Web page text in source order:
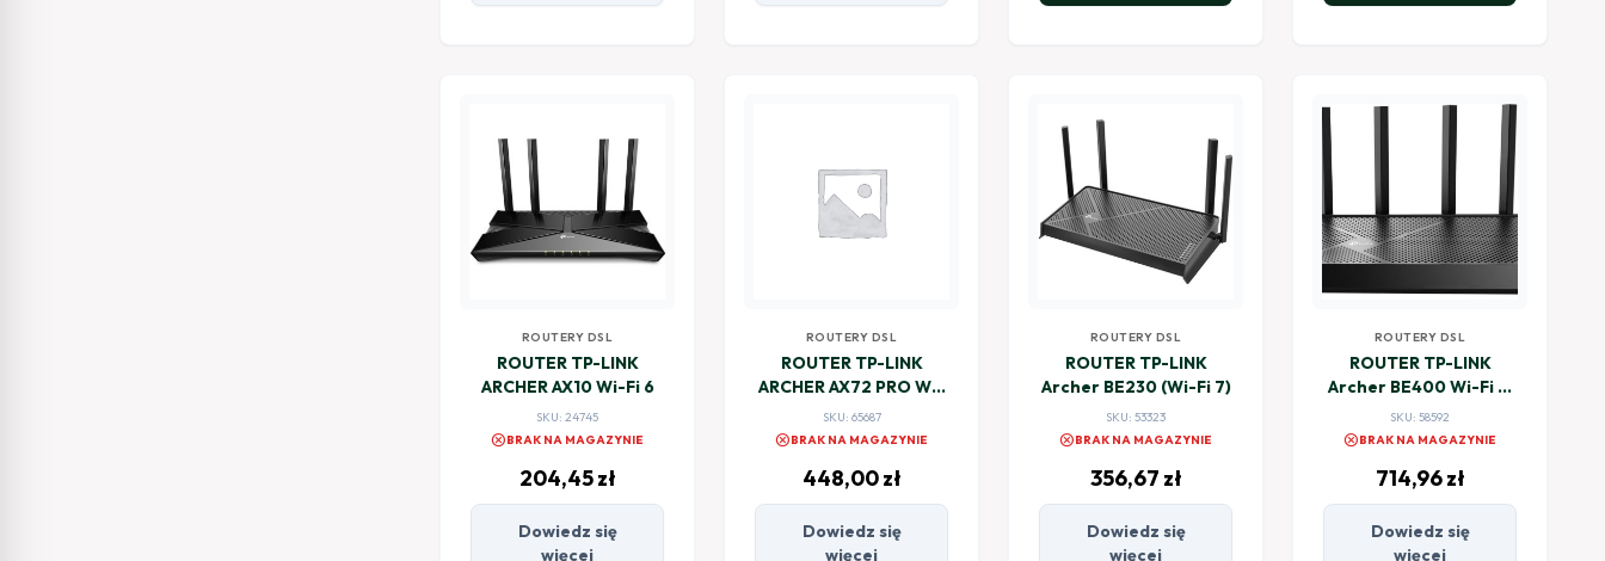
ROUTERY DSL
ROUTER TP-LINK
ARCHER AX10 Wi-Fi 6
SKU: 24745
cancelBRAK NA MAGAZYNIE
204,45zł
Dowiedz się
więcej
ROUTERY DSL
ROUTER TP-LINK
ARCHER AX72 PRO Wi-
Fi 6 AX5400 2,5G
SKU: 65687
cancelBRAK NA MAGAZYNIE
448,00zł
Dowiedz się
więcej
ROUTERY DSL
ROUTER TP-LINK
Archer BE230 (Wi-Fi 7)
SKU: 53323
cancelBRAK NA MAGAZYNIE
356,67 zł
Dowiedz się
więcej
ROUTERY DSL
ROUTER TP-LINK
Archer BE400 Wi-Fi 7,
BE6500
SKU: 58592
cancelBRAK NA MAGAZYNIE
714,96zł
Dowiedz się
więcej